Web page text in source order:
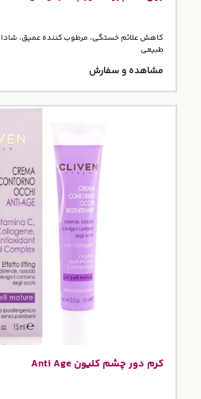
طبیعی
مشاهده و سفارش
کرم دور چشم کلیون Anti Age